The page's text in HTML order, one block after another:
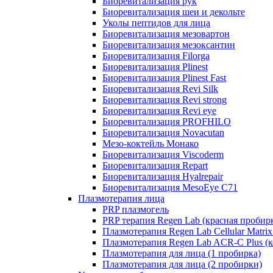
Биоревитализация шеи и декольте
Уколы пептидов для лица
Биоревитализация мезовартон
Биоревитализация мезоксантин
Биоревитализация Filorga
Биоревитализация Plinest
Биоревитализация Plinest Fast
Биоревитализация Revi Silk
Биоревитализация Revi strong
Биоревитализация Revi eye
Биоревитализация PROFHILO
Биоревитализация Novacutan
Мезо-коктейль Монако
Биоревитализация Viscoderm
Биоревитализация Repart
Биоревитализация Hyalrepair
Биоревитализация MesoEye C71
Плазмотерапия лица
PRP плазмогель
PRP терапия Regen Lab (красная
Плазмотерапия Regen Lab Cellular
Плазмотерапия Regen Lab ACR-C Plus
Плазмотерапия для лица (1 пробирка)
Плазмотерапия для лица (2 пробирки)